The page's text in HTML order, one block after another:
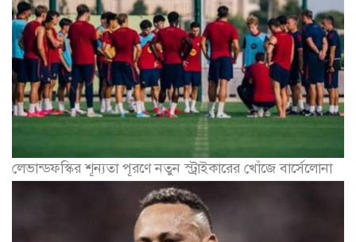
লেভান্ডফস্কির শূন্যতা পূরণে নতুন স্ট্রাইকারের খোঁজে বার্সেলোনা